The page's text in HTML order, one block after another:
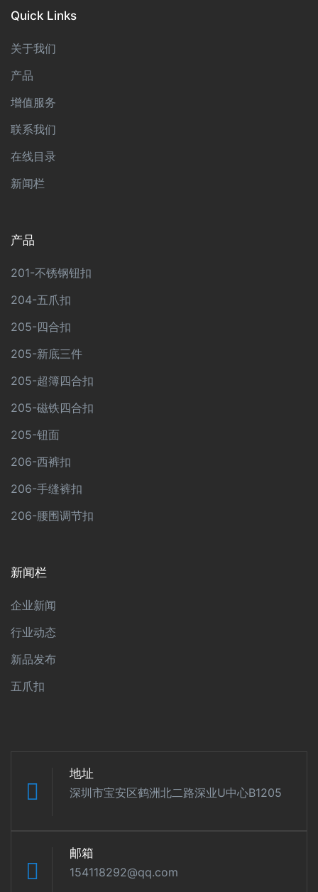
Quick Links
关于我们
产品
增值服务
联系我们
在线目录
新闻栏
产品
201-不锈钢钮扣
204-五爪扣
205-四合扣
205-新底三件
205-超簿四合扣
205-磁铁四合扣
205-钮面
206-西裤扣
206-手缝裤扣
206-腰围调节扣
新闻栏
企业新闻
行业动态
新品发布
五爪扣
地址
深圳市宝安区鹤洲北二路深业U中心B1205
邮箱
154118292@qq.com